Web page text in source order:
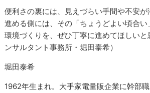
便利さの裏には、見えづらい手間や不安
進める側には、その「ちょうどよい頃合い
環境づくりを、ぜひ丁寧に進めてほしいと
ンサルタント事務所・堀田泰希）
堀田泰希
1962年生まれ。大手家電量販企業に幹部